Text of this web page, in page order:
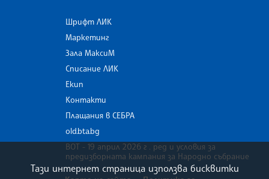
Шрифт ЛИК
Маркетинг
Зала МаксиМ
Списание ЛИК
Екип
Контакти
Плащания в СЕБРА
old.bta.bg
ВОТ - 19 април 2026 г . ред и условия за
предизборната кампания за Народно събрание
Тази интернет страница използва бисквитки